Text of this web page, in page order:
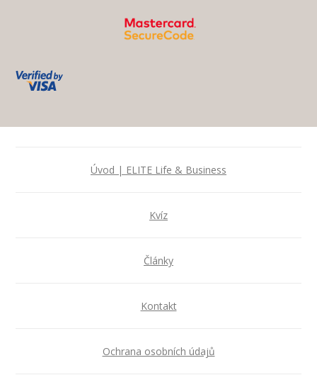
Úvod | ELITE Life & Business
Kvíz
Články
Kontakt
Ochrana osobních údajů